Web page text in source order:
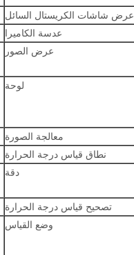
عرض شاشات الكريستال السائل
عدسة الكاميرا
عرض الصور
لوحة
معالجة الصورة
نطاق قياس درجة الحرارة
دقة
تصحيح قياس درجة الحرارة
وضع القياس